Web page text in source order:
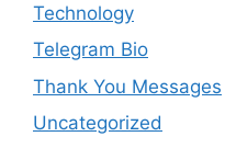
Technology
Telegram Bio
Thank You Messages
Uncategorized